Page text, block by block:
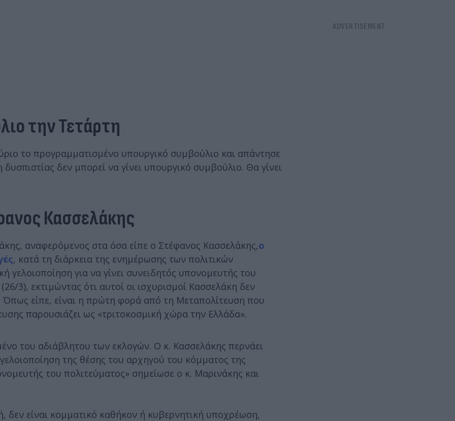
την Τετάρτη
το προγραμματισμένο υπουργικό συμβούλιο και απάντησε
δεν μπορεί να γίνει υπουργικό συμβούλιο. Θα γίνει
Κασσελάκης
αναφερόμενος στα όσα είπε ο Στέφανος Κασσελάκης,ο
, κατά τη διάρκεια της ενημέρωσης των πολιτικών
για να γίνει συνειδητός υπονομευτής του
3), εκτιμώντας ότι αυτοί οι ισχυρισμοί Κασσελάκη δεν
είπε, είναι η πρώτη φορά από τη Μεταπολίτευση που
παρουσιάζει ως «τριτοκοσμική χώρα την Ελλάδα».
του αδιάβλητου των εκλογών. Ο κ. Κασσελάκης περνάει
της θέσης του αρχηγού του κόμματος της
του πολιτεύματος» σημείωσε ο κ. Μαρινάκης και
δεν είναι κομματικό καθήκον ή κυβερνητική υποχρέωση,